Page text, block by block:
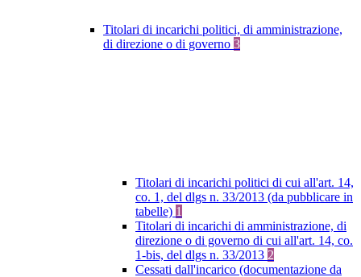
Titolari di incarichi politici, di amministrazione,
di direzione o di governo 3
Titolari di incarichi politici di cui all'art. 14,
co. 1, del dlgs n. 33/2013 (da pubblicare in
tabelle) 1
Titolari di incarichi di amministrazione, di
direzione o di governo di cui all'art. 14, co.
1-bis, del dlgs n. 33/2013 2
Cessati dall'incarico (documentazione da